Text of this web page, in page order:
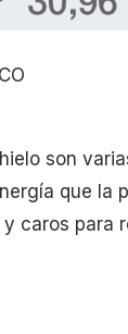
son
que la
caros para